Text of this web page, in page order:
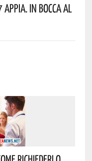
In Bocca Al